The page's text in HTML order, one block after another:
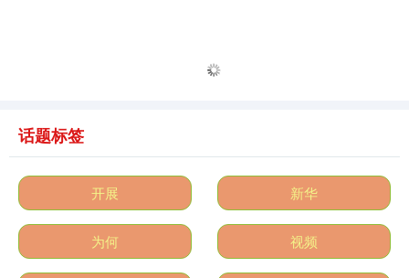
深证成指 -0.24%
话题标签
开展 新华
为何 视频